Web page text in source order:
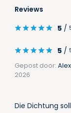
Reviews
5 /
5 /
Gepost door:
2026
Die Dichtung